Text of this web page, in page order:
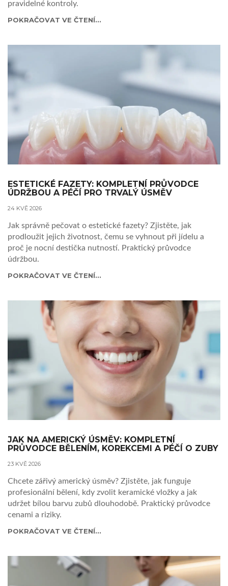
pravidelné kontroly.
POKRAČOVAT VE ČTENÍ...
ESTETICKÉ FAZETY: KOMPLETNÍ PRŮVODCE
ÚDRŽBOU A PÉČÍ PRO TRVALÝ ÚSMĚV
24 KVĚ 2026
Jak správně pečovat o estetické fazety? Zjistěte, jak
prodloužit jejich životnost, čemu se vyhnout při jídelu a
proč je nocní destička nutností. Praktický průvodce
údržbou.
POKRAČOVAT VE ČTENÍ...
JAK NA AMERICKÝ ÚSMĚV: KOMPLETNÍ
PRŮVODCE BĚLENÍM, KOREKCEMI A PÉČÍ O ZUBY
23 KVĚ 2026
Chcete zářivý americký úsměv? Zjistěte, jak funguje
profesionální bělení, kdy zvolit keramické vložky a jak
udržet bílou barvu zubů dlouhodobě. Praktický průvodce
cenami a riziky.
POKRAČOVAT VE ČTENÍ...